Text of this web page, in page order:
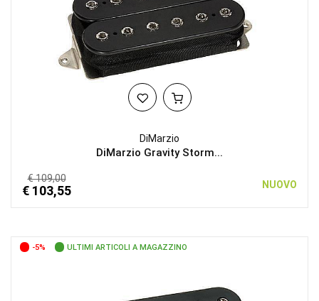
DiMarzio
DiMarzio Gravity Storm...
€ 109,00
€ 103,55 NUOVO
-5% ULTIMI ARTICOLI A MAGAZZINO